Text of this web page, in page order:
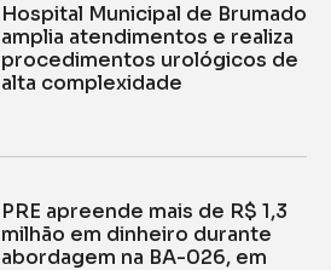
Hospital Municipal de Brumado
amplia atendimentos e realiza
procedimentos urológicos de
alta complexidade
PRE apreende mais de R$ 1,3
milhão em dinheiro durante
abordagem na BA-026, em